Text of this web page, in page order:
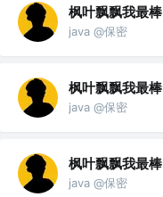
枫叶飘飘我最棒
java @保密
枫叶飘飘我最棒
java @保密
枫叶飘飘我最棒
java @保密